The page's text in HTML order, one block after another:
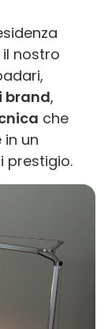
nostro
brand,
che
un
prestigio.